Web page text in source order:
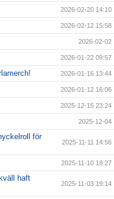
2026-02-20 14:10
2026-02-12 15:58
2026-02-02
2026-01-22 09:57
2026-01-16 13:44
2026-01-12 16:06
2025-12-15 23:24
2025-12-04
för
2025-11-11 14:56
2025-11-10 18:27
haft
2025-11-03 19:14